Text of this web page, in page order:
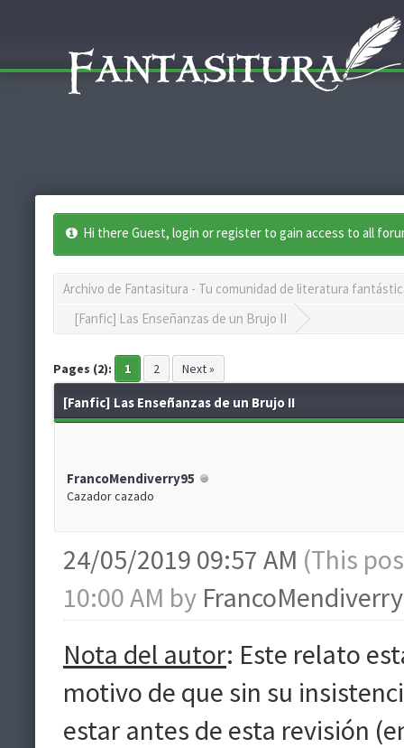
Hi there Guest, login or register to gain access to all
Archivo de Fantasitura - Tu comunidad de literatura
[Fanfic] Las Enseñanzas de un Brujo II
Pages (2): 1 2 Next »
[Fanfic] Las Enseñanzas de un Brujo II
FrancoMendiverry95
Cazador cazado
24/05/2019 09:57 AM (This
10:00 AM by
Nota del autor: Este relato
motivo de que sin su
estar antes de esta revisión